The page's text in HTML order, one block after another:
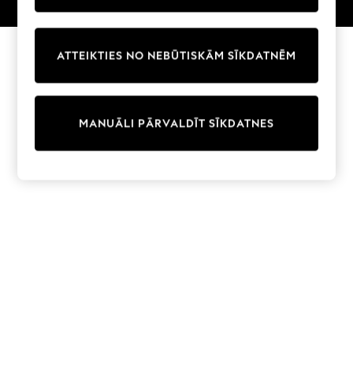
Multipacks
All Boys Sport & Swimwear
Swimwear
Tops
Joggers
© 2026 Next Germany GmbH. Visas tiesības aizsargātas.
MANUĀLI PĀRVALDĪT SĪKDATNES
ATTEIKTIES NO NEBŪTISKĀM SĪKDATNĒM